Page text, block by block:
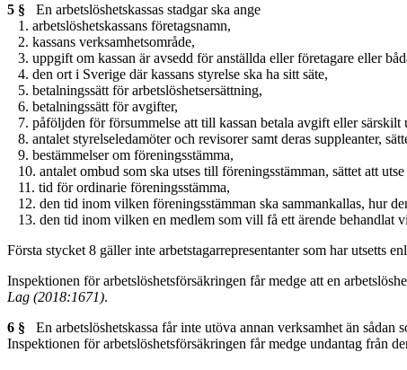
5 § En arbetslöshetskassas stadgar ska ange
1. arbetslöshetskassans företagsnamn,
2. kassans verksamhetsområde,
3. uppgift om kassan är avsedd för anställda eller företagare eller
4. den ort i Sverige där kassans styrelse ska ha sitt säte,
5. betalningssätt för arbetslöshetsersättning,
6. betalningssätt för avgifter,
7. påföljden för försummelse att till kassan betala avgift eller särskilt
8. antalet styrelseledamöter och revisorer samt deras suppleanter,
9. bestämmelser om föreningsstämma,
10. antalet ombud som ska utses till föreningsstämman, sättet att
11. tid för ordinarie föreningsstämma,
12. den tid inom vilken föreningsstämman ska sammankallas, hur
13. den tid inom vilken en medlem som vill få ett ärende behandlat
Första stycket 8 gäller inte arbetstagarrepresentanter som har utsetts
Inspektionen för arbetslöshetsförsäkringen får medge att en
Lag (2018:1671).
6 § En arbetslöshetskassa får inte utöva annan verksamhet än
Inspektionen för arbetslöshetsförsäkringen får medge undantag från